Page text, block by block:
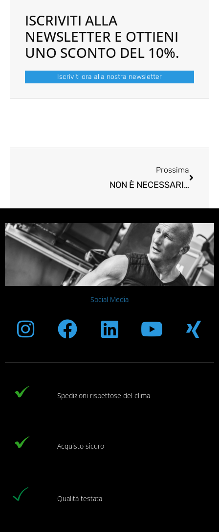
ISCRIVITI ALLA
NEWSLETTER E OTTIENI
UNO SCONTO DEL 10%.
Iscriviti ora alla nostra newsletter
Prossima
NON È NECESSARIO CHE SIA BATTAGLIA – E PERCHÉ LE PAUSE SONO COSÌ IMPORTANTI DURANTE LO SPORT
Social Media
Instagram
Facebook
Linkedin
Spedizioni rispettose del clima
Acquisto sicuro
Qualità testata